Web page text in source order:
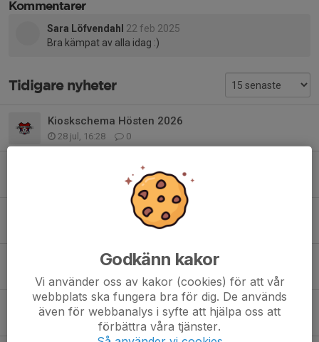
Kommentarer
Sara Löfvendahl 22 feb 2025
Bra kämpat av alla idag :)
Tidigare nyheter
Kioskschema Hösten 2026
28 jul, 16:28 0
Kiosk schema våren 2026
0
Kioskschema V. 35
Landskrona vårcup
31 maj 2025
Rabatthäfte
13 maj 2025 0
Godkänn kakor
Vi använder oss av kakor (cookies) för att vår
webbplats ska fungera bra för dig. De används
även för webbanalys i syfte att hjälpa oss att
förbättra våra tjänster.